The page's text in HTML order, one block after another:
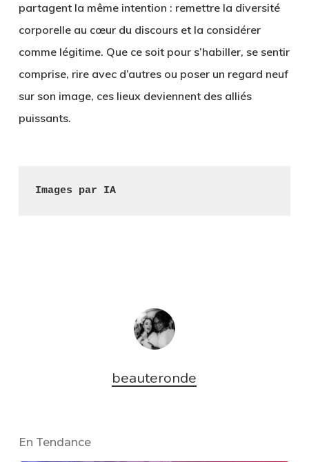
partagent la même intention : remettre la diversité
corporelle au cœur du discours et la considérer
comme légitime. Que ce soit pour s’habiller, se sentir
comprise, rire avec d’autres ou poser un regard neuf
sur son image, ces lieux deviennent des alliés
puissants.
Images par IA
beauteronde
En Tendance